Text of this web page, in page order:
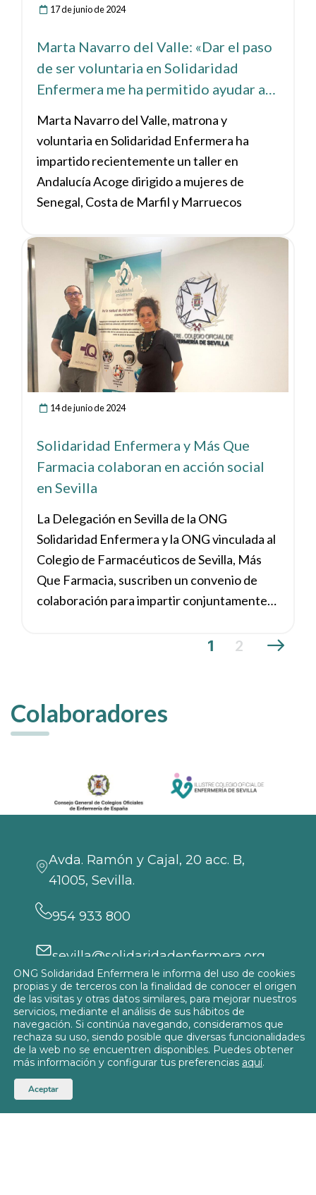
17 de junio de 2024
Marta Navarro del Valle: «Dar el paso
de ser voluntaria en Solidaridad
Enfermera me ha permitido ayudar a
esforzarme en ser mejor profesional»
Marta Navarro del Valle, matrona y
voluntaria en Solidaridad Enfermera ha
impartido recientemente un taller en
Andalucía Acoge dirigido a mujeres de
Senegal, Costa de Marfil y Marruecos
14 de junio de 2024
Solidaridad Enfermera y Más Que
Farmacia colaboran en acción social
en Sevilla
La Delegación en Sevilla de la ONG
Solidaridad Enfermera y la ONG vinculada al
Colegio de Farmacéuticos de Sevilla, Más
Que Farmacia, suscriben un convenio de
colaboración para impartir conjuntamente
Ver noticia
1 2
Colaboradores
Avda. Ramón y Cajal, 20 acc. B,
41005, Sevilla.
954 933 800
sevilla@solidaridadenfermera.org
Participa
© 2026 Delegación de Sevilla
Política de privacidad
ONG Solidaridad Enfermera le informa del uso de cookies
propias y de terceros con la finalidad de conocer el origen
de las visitas y otras datos similares, para mejorar nuestros
servicios, mediante el análisis de sus hábitos de
navegación. Si continúa navegando, consideramos que
rechaza su uso, siendo posible que diversas funcionalidades
de la web no se encuentren disponibles. Puedes obtener
más información y configurar tus preferencias aquí.
Aceptar